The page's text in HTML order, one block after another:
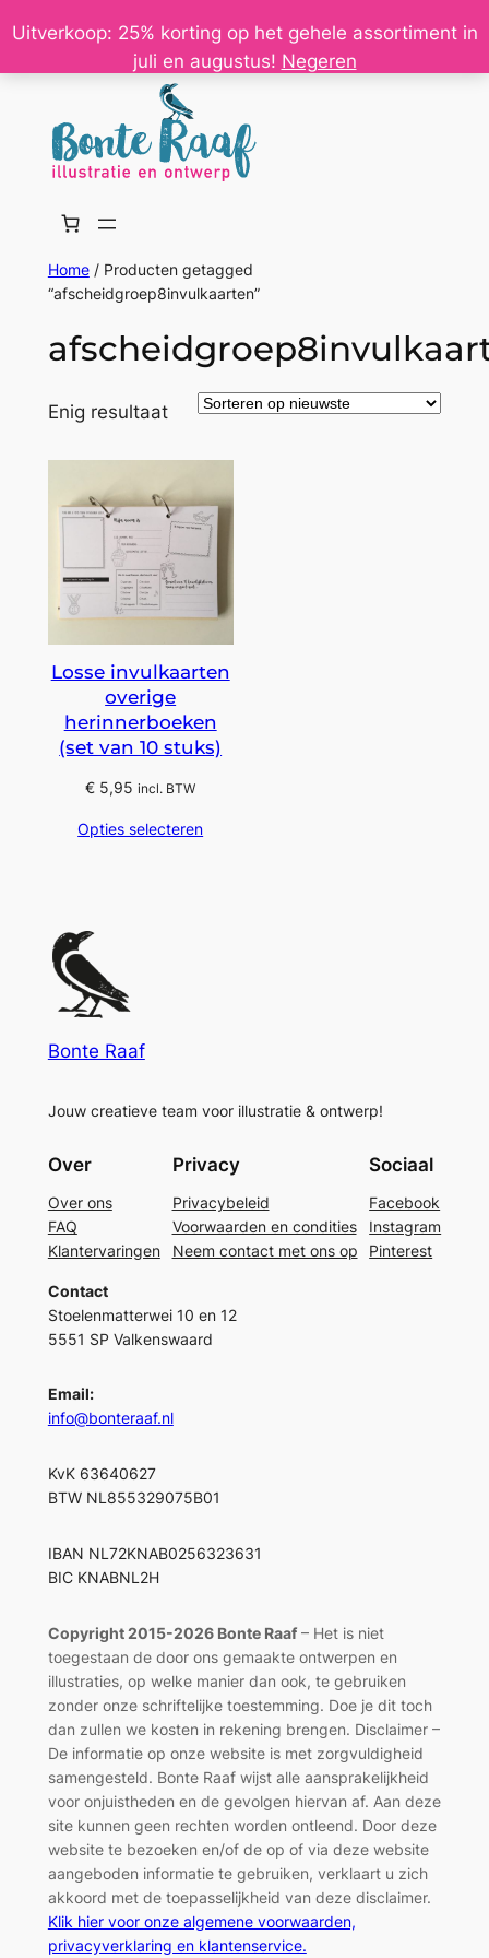
Uitverkoop: 25% korting op het gehele assortiment in
juli en augustus! Negeren
Ga
de
Home/ Producten getagged
“afscheidgroep8invulkaarten”
Enig resultaat
Losse invulkaarten
overige
herinnerboeken
(set van 10 stuks)
€ 5,95 incl. BTW
Opties selecteren
Bonte Raaf
Jouw creatieve team voor illustratie & ontwerp!
Over
Over ons
FAQ
Klantervaringen
Privacy
Privacybeleid
Voorwaarden en condities
Neem contact met ons op
Sociaal
Facebook
Instagram
Pinterest
Contact
Stoelenmatterwei 10 en 12
5551 SP Valkenswaard
Email:
info@bonteraaf.nl
KvK 63640627
BTW NL855329075B01
IBAN NL72KNAB0256323631
BIC KNABNL2H
Copyright 2015-2026 Bonte Raaf– Het is niet
toegestaan de door ons gemaakte ontwerpen en
illustraties, op welke manier dan ook, te gebruiken
zonder onze schriftelijke toestemming. Doe je dit toch
dan zullen we kosten in rekening brengen. Disclaimer –
De informatie op onze website is met zorgvuldigheid
samengesteld. Bonte Raaf wijst alle aansprakelijkheid
voor onjuistheden en de gevolgen hiervan af. Aan deze
site kunnen geen rechten worden ontleend. Door deze
website te bezoeken en/of de op of via deze website
aangeboden informatie te gebruiken, verklaart u zich
akkoord met de toepasselijkheid van deze disclaimer.
Klik hier voor onze algemene voorwaarden,
privacyverklaring en klantenservice.